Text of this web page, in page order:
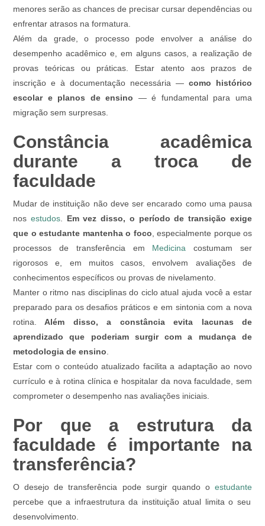
menores serão as chances de precisar cursar dependências ou
enfrentar atrasos na formatura.
Além da grade, o processo pode envolver a análise do
desempenho acadêmico e, em alguns casos, a realização de
provas teóricas ou práticas. Estar atento aos prazos de
inscrição e à documentação necessária — como histórico
escolar e planos de ensino — é fundamental para uma
migração sem surpresas.
Constância acadêmica
durante a troca de
faculdade
Mudar de instituição não deve ser encarado como uma pausa
nos estudos. Em vez disso, o período de transição exige
que o estudante mantenha o foco , especialmente porque os
processos de transferência em Medicina costumam ser
rigorosos e, em muitos casos, envolvem avaliações de
conhecimentos específicos ou provas de nivelamento.
Manter o ritmo nas disciplinas do ciclo atual ajuda você a estar
preparado para os desafios práticos e em sintonia com a nova
rotina.
Além disso, a constância evita lacunas de
aprendizado que poderiam surgir com a mudança de
metodologia de ensino
Estar com o conteúdo atualizado facilita a adaptação ao novo
currículo e à rotina clínica e hospitalar da nova faculdade, sem
comprometer o desempenho nas avaliações iniciais.
Por que a estrutura da
faculdade é importante na
transferência?
O desejo de transferência pode surgir quando o estudante
percebe que a infraestrutura da instituição atual limita o seu
desenvolvimento.